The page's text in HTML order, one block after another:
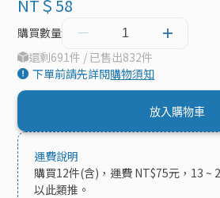
NT＄58
購買數量
還剩691件 / 已售出832件
下單前請先詳閱購物須知
放入購物車
運費說明
購買12件(含)，運費 NT$75元，13 ~
以此類推。